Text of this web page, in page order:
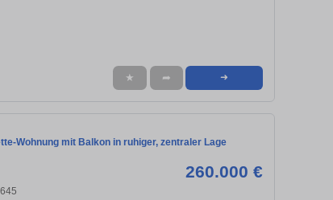
★ ➦ ➜
Wohnung mit Balkon in ruhiger, zentraler Lage
260.000 €